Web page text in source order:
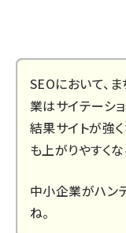
SEOにおいて、
業はサイテーシ
結果サイトが強
も上がりやすくな
中小企業がハン
ね。